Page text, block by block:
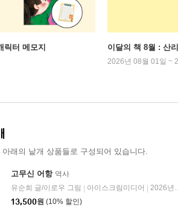
릭터 메모지 이달의 책 8월 : 산
2026년 08월 01일 ~
래의 낱개 상품들로 구성되어 있습니다.
고무신 어항 역사
유순희 글/이로우 그림
아이스크림미디어
2026년 06월 23일
13,500원 (10% 할인)